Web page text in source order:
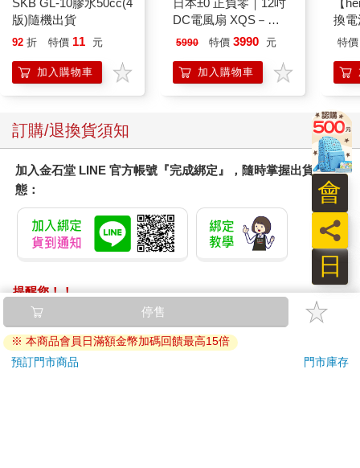
版)隨機出貨
92 折 特價 11 元
加入購物車
DC電風扇 XQS－
Y620 象牙白
5990 特價 3990 元
加入購物車
換電
特價
訂購/退換貨須知
加入金石堂 LINE 官方帳號『完成綁定』，隨時掌握出貨動
態：
提醒您！！
金石堂及銀行均不會請您操作ATM! 如接獲電話要求您前往
ATM提款機，請不要聽從指示，以免受騙上當！
退換貨須知：
停售
※ 本商品會員日滿額金幣加碼回饋最高15倍
預訂門市商品
門市庫存
日
員
會